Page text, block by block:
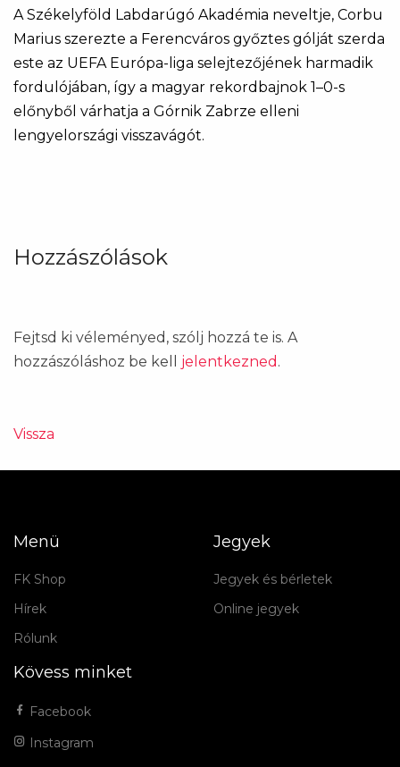
A Székelyföld Labdarúgó Akadémia neveltje, Corbu
Marius szerezte a Ferencváros győztes gólját szerda
este az UEFA Európa-liga selejtezőjének harmadik
fordulójában, így a magyar rekordbajnok 1–0-s
előnyből várhatja a Górnik Zabrze elleni
lengyelországi visszavágót.
Hozzászólások
Fejtsd ki véleményed, szólj hozzá te is. A
hozzászóláshoz be kell jelentkezned .
Vissza
Menü
FK Shop
Hírek
Rólunk
Jegyek
Jegyek és bérletek
Online jegyek
Kövess minket
Facebook
Instagram